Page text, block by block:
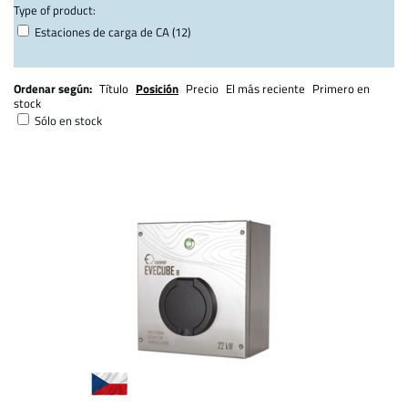
Type of product:
Estaciones de carga de CA (12)
Ordenar según: Título Posición Precio El más reciente Primero en
stock
Sólo en stock